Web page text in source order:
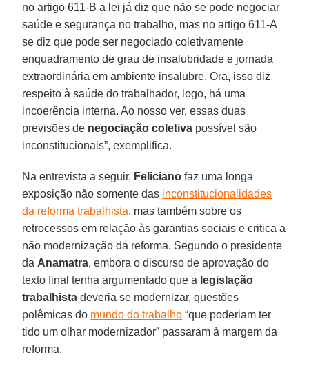
no artigo 611-B a lei já diz que não se pode negociar
saúde e segurança no trabalho, mas no artigo 611-A
se diz que pode ser negociado coletivamente
enquadramento de grau de insalubridade e jornada
extraordinária em ambiente insalubre. Ora, isso diz
respeito à saúde do trabalhador, logo, há uma
incoerência interna. Ao nosso ver, essas duas
previsões de negociação coletiva possível são
inconstitucionais”, exemplifica.
Na entrevista a seguir, Feliciano faz uma longa
exposição não somente das inconstitucionalidades
da reforma trabalhista, mas também sobre os
retrocessos em relação às garantias sociais e critica a
não modernização da reforma. Segundo o presidente
da Anamatra, embora o discurso de aprovação do
texto final tenha argumentado que a legislação
trabalhista deveria se modernizar, questões
polêmicas do mundo do trabalho “que poderiam ter
tido um olhar modernizador” passaram à margem da
reforma.